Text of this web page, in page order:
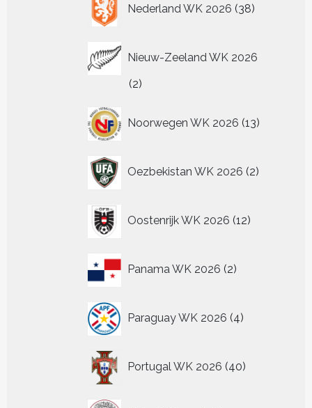
Nederland WK 2026 38
producten
Nieuw-Zeeland WK 2026
22
Noorwegen WK 2026 13
producten
Oezbekistan WK 2026 2
producten
Oostenrijk WK 2026 12
producten
Panama WK 2026 2
producten
Paraguay WK 2026 4
producten
Portugal WK 2026 40
producten